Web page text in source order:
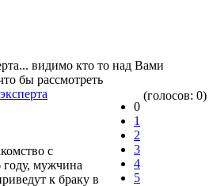
видимо кто то над Вами
бы рассмотреть
0
1
2
3
4
5
(голосов: 0)
с
мужчина
к браку в